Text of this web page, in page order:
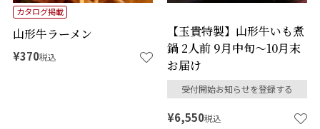
山形牛ラーメン
カタログ掲載
¥370税込
【玉貴特製】山形牛いも煮
鍋 2人前 9月中旬～10月末
お届け
受付開始お知らせを登録する
¥6,550税込